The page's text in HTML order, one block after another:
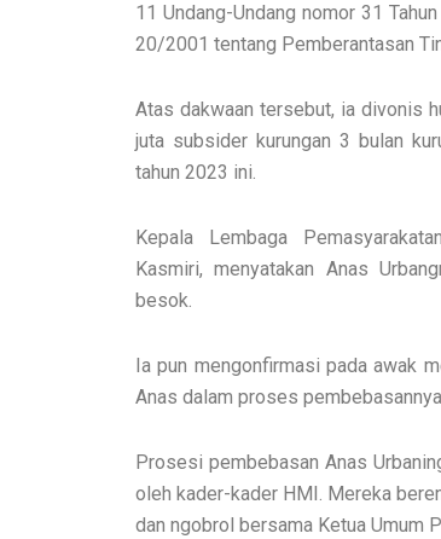
11 Undang-Undang nomor 31
20/2001 tentang Pemberantasan
Atas dakwaan tersebut, ia divonis
juta subsider kurungan 3 bulan
tahun 2023 ini.
Kepala Lembaga
Kasmiri, menyatakan Anas
besok.
Ia pun mengonfirmasi pada awak
Anas dalam proses
Prosesi pembebasan Anas
oleh kader-kader HMI. Mereka
dan ngobrol bersama Ketua Umum